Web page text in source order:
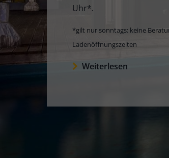
Uhr*.
*gilt nur sonntags: keine
Ladenöffnungszeiten
Weiterlesen